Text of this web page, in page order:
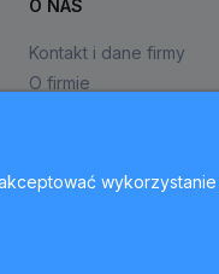
O NAS
Kontakt i dane firmy
O firmie